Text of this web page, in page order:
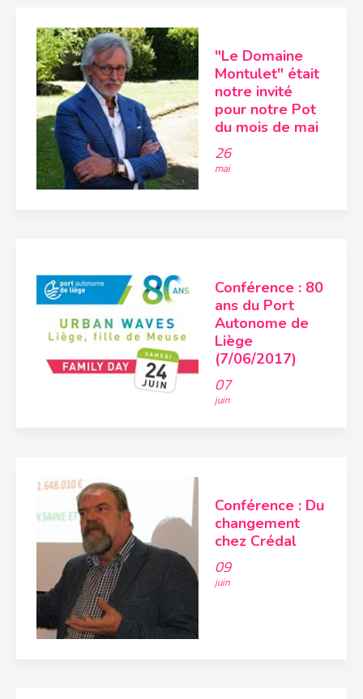
"Le Domaine
Montulet" était
notre invité
pour notre Pot
du mois de mai
26
mai
Conférence : 80
ans du Port
Autonome de
Liège
(7/06/2017)
07
juin
Conférence : Du
changement
chez Crédal
09
juin